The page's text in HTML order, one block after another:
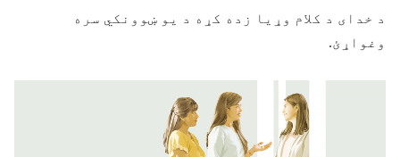
د خدای د کلام وړیا زده کړه د یو ښوونکي سره
وغواړئ.‏